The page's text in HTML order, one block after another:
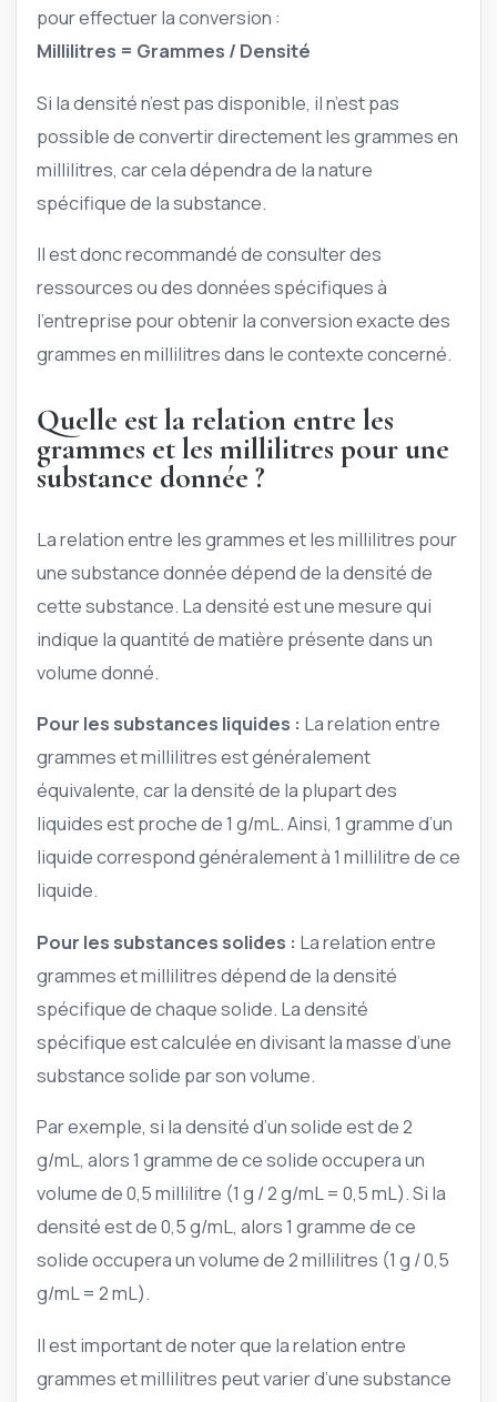
pour effectuer la conversion :
Millilitres = Grammes / Densité
Si la densité n’est pas disponible, il n’est pas
possible de convertir directement les grammes en
millilitres, car cela dépendra de la nature
spécifique de la substance.
Il est donc recommandé de consulter des
ressources ou des données spécifiques à
l’entreprise pour obtenir la conversion exacte des
grammes en millilitres dans le contexte concerné.
Quelle est la relation entre les
grammes et les millilitres pour une
substance donnée ?
La relation entre les grammes et les millilitres pour
une substance donnée dépend de la densité de
cette substance. La densité est une mesure qui
indique la quantité de matière présente dans un
volume donné.
Pour les substances liquides : La relation entre
grammes et millilitres est généralement
équivalente, car la densité de la plupart des
liquides est proche de 1 g/mL. Ainsi, 1 gramme d’un
liquide correspond généralement à 1 millilitre de ce
liquide.
Pour les substances solides : La relation entre
grammes et millilitres dépend de la densité
spécifique de chaque solide. La densité
spécifique est calculée en divisant la masse d’une
substance solide par son volume.
Par exemple, si la densité d’un solide est de 2
g/mL, alors 1 gramme de ce solide occupera un
volume de 0,5 millilitre (1 g / 2 g/mL = 0,5 mL). Si la
densité est de 0,5 g/mL, alors 1 gramme de ce
solide occupera un volume de 2 millilitres (1 g / 0,5
g/mL = 2 mL).
Il est important de noter que la relation entre
grammes et millilitres peut varier d’une substance